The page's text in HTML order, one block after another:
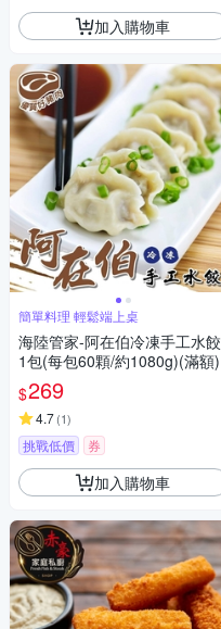
加入購物車
簡單料理 輕鬆端上桌
海陸管家-阿在伯冷凍手工水餃
1包(每包60顆/約1080g)(滿額)
$269
4.7(1)
挑戰低價 券
加入購物車